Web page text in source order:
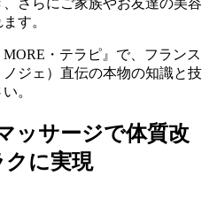
さらにご家族やお友達の美容
す。
・テラピ』で、フランス
ジェ）直伝の本物の知識と技
。
ッサージで体質改
に実現